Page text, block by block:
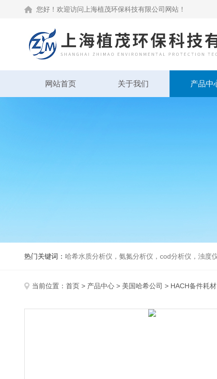
您好！欢迎访问上海植茂环保科技有限公司网站！
网站首页 关于我们 产品中
热门关键词： 哈希水质分析仪，氨氮分析仪，cod分析仪，浊度
当前位置： 首页 > 产品中心 > 美国哈希公司 > HACH备件耗材